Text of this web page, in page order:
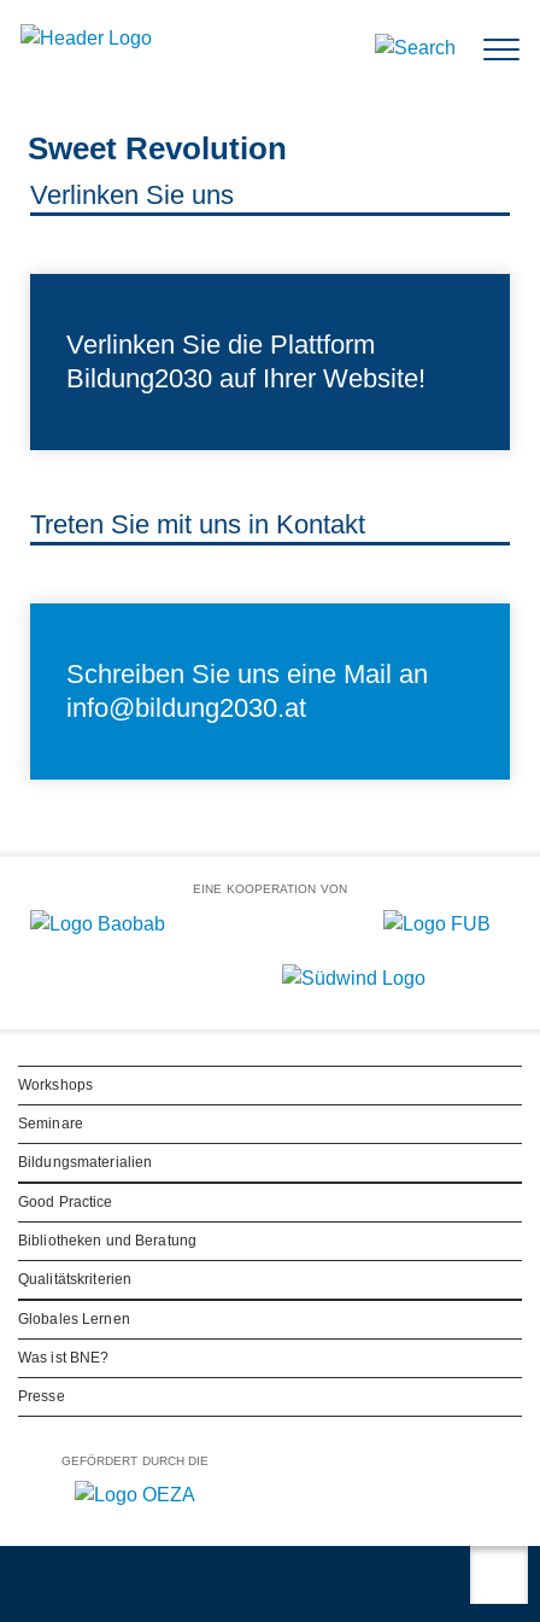
Sweet Revolution
Verlinken Sie uns
Verlinken Sie die Plattform
Bildung2030 auf Ihrer Website!
Treten Sie mit uns in Kontakt
Schreiben Sie uns eine Mail an
info@bildung2030.at
EINE KOOPERATION VON
Workshops
Seminare
Bildungsmaterialien
Good Practice
Bibliotheken und Beratung
Qualitätskriterien
Globales Lernen
Was ist BNE?
Presse
GEFÖRDERT DURCH DIE